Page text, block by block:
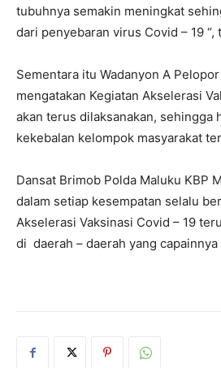
tubuhnya semakin meningkat
dari penyebaran virus Covid – 19 “,
Sementara itu Wadanyon A
mengatakan Kegiatan Akselerasi
akan terus dilaksanakan, sehingga
kekebalan kelompok masyarakat
Dansat Brimob Polda Maluku KBP
dalam setiap kesempatan selalu
Akselerasi Vaksinasi Covid – 19
di daerah – daerah yang